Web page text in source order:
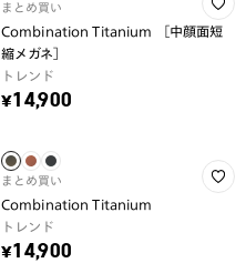
まとめ買い
Combination Titanium ［中顔面短
縮メガネ］
トレンド
¥14,900
まとめ買い
Combination Titanium
トレンド
¥14,900